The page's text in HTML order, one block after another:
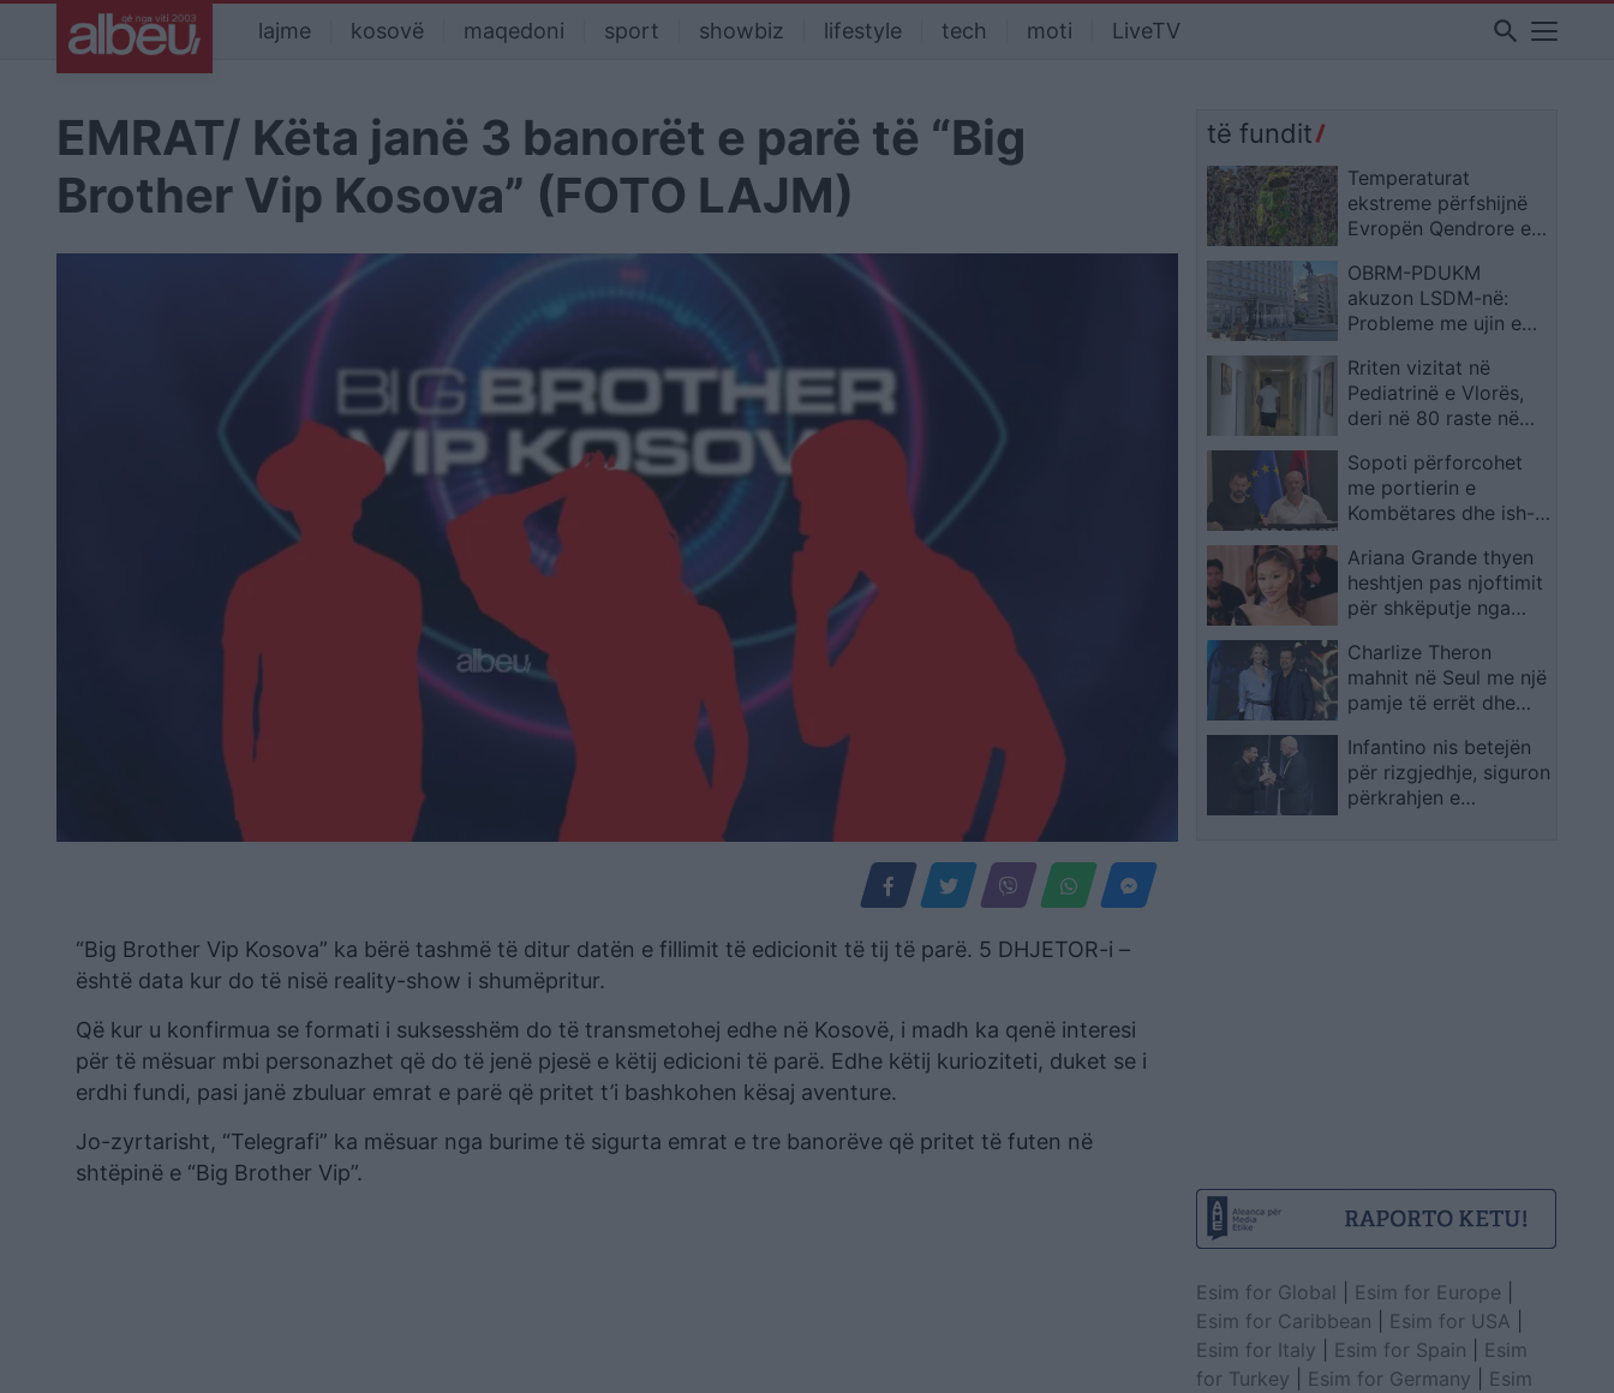
lajme kosovë maqedoni sport showbiz lifestyle tech moti LiveTV search
EMRAT/ Këta janë 3 banorët e parë të “Big
Brother Vip Kosova” (FOTO LAJM)
“Big Brother Vip Kosova” ka bërë tashmë të ditur datën e fillimit të edicionit të tij të parë. 5 DHJETOR-i –
është data kur do të nisë reality-show i shumëpritur.
Që kur u konfirmua se formati i suksesshëm do të transmetohej edhe në Kosovë, i madh ka qenë interesi
për të mësuar mbi personazhet që do të jenë pjesë e këtij edicioni të parë. Edhe këtij kurioziteti, duket se i
erdhi fundi, pasi janë zbuluar emrat e parë që pritet t’i bashkohen kësaj aventure.
Jo-zyrtarisht, “Telegrafi” ka mësuar nga burime të sigurta emrat e tre banorëve që pritet të futen në
shtëpinë e “Big Brother Vip”.
të fundit
Temperaturat
ekstreme përfshijnë
Evropën Qendrore e
arrin 42 gradë dhe
Polonia përballet me
probleme energjetike
OBRM-PDUKM
akuzon LSDM-në:
Probleme me ujin e
mandatit të tyre
Rriten vizitat në
Pediatrinë e Vlorës,
deri në 80 raste në
alergjitë
Sopoti përforcohet
me portierin e
Kombëtares dhe ish-
Ariana Grande thyen
heshtjen pas njoftimit
për shkëputje nga
paramenduar, jo i
momentit
Charlize Theron
mahnit në Seul me një
pamje të errët dhe
promovimit të filmit
“The Odyssey
Infantino nis betejën
për rizgjedhje, siguron
përkrahjen e
Esim for Global Esim for Europe
Esim for Caribbean
Esim for USA
Esim for Italy
Esim for Spain
Esim
for Turkey
Esim for Germany
Esim